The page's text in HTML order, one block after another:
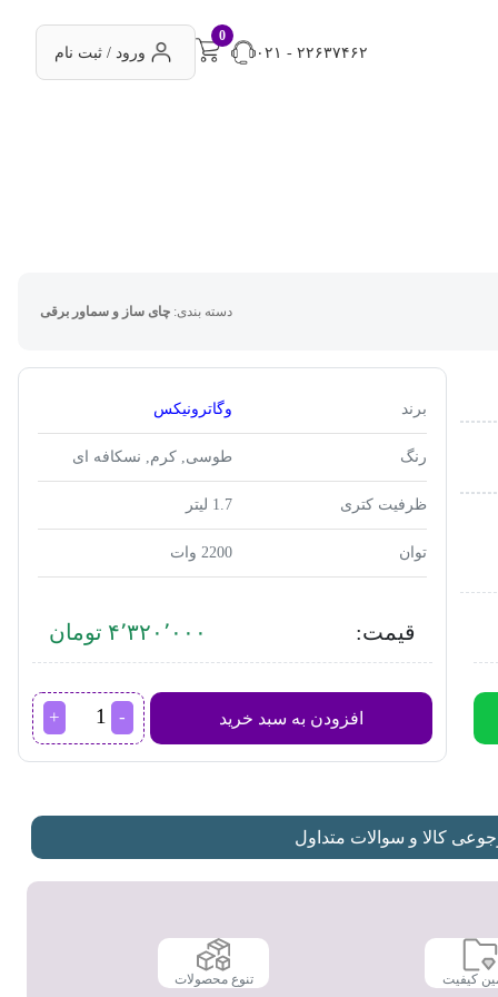
۰۲۱ - ۲۲۶۳۷۴۶۲
0
ورود / ثبت نام
دسته بندی: چای ساز و سماور برقی
برند وگاترونیکس
رنگ طوسی, کرم, نسکافه ای
ظرفیت کتری 1.7 لیتر
توان 2200 وات
قیمت: ۴٬۳۲۰٬۰۰۰ تومان
افزودن به سبد خرید
کتری
برقی
205
کالا و سوالات متداول
کیفیت تنوع محصولات